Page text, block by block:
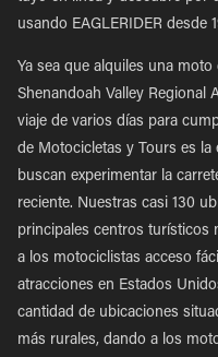
usando EAGLERIDER desde
Ya sea que alquiles una
Shenandoah Valley Regional
viaje de varios días para
de Motocicletas y Tours es la
buscan experimentar la
reciente. Nuestras casi 130
principales centros turísticos
a los motociclistas acceso
atracciones en Estados
cantidad de ubicaciones
más rurales, dando a los